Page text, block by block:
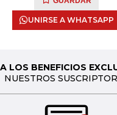
UNIRSE A WHATSAPP
LOS BENEFICIOS
NUESTROS